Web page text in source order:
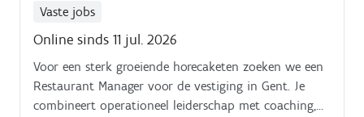
Vaste jobs
Online sinds 11 jul. 2026
Voor een sterk groeiende horecaketen zoeken we een
Restaurant Manager voor de vestiging in Gent. Je
combineert operationeel leiderschap met coaching,